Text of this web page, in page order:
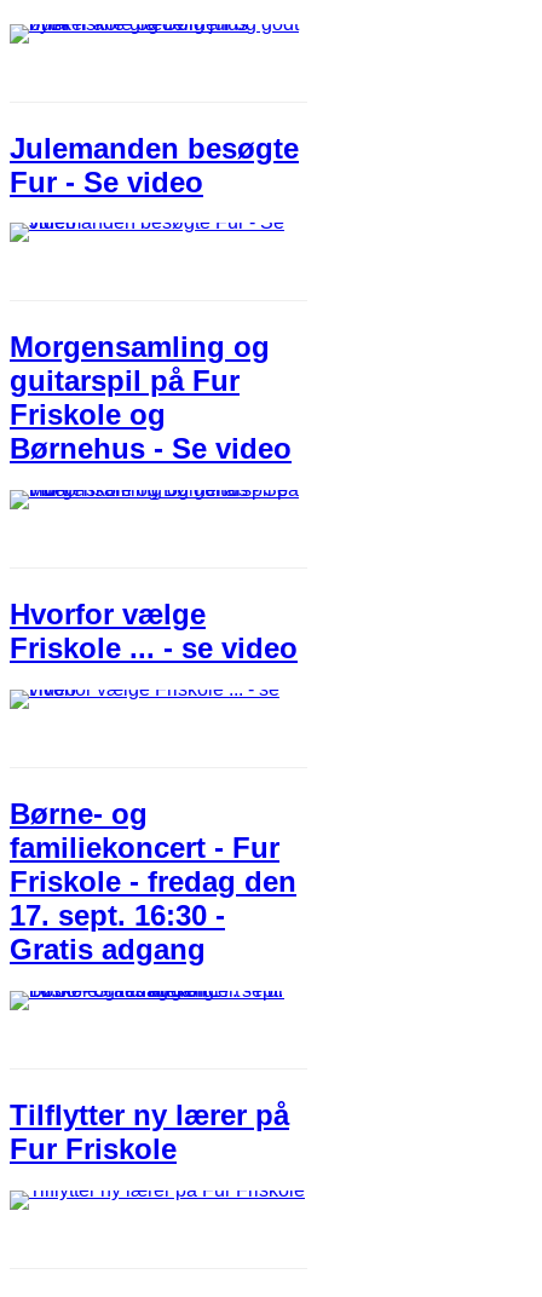
Julemanden besøgte
Fur - Se video
Morgensamling og
guitarspil på Fur
Friskole og
Børnehus - Se video
Hvorfor vælge
Friskole ... - se video
Børne- og
familiekoncert - Fur
Friskole - fredag den
17. sept. 16:30 -
Gratis adgang
Tilflytter ny lærer på
Fur Friskole